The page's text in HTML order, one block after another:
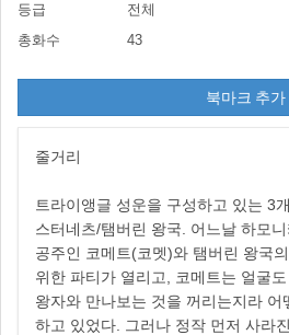
등급
전체
총화수
43
북마크 추가
줄거리
트라이앵글 성운을 구성하고 있는 3
스터네츠/탬버린 왕국. 어느날 하모
공주인 코메트(코멧)와 탬버린 왕국
위한 파티가 열리고, 코메트는 얼굴
왕자와 만나보는 것을 꺼리는지라
하고 있었다. 그러나 정작 먼저 사라